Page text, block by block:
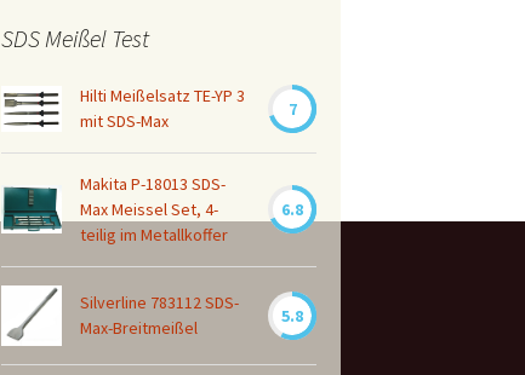
SDS Meißel Test
Hilti Meißelsatz TE-YP 3
mit SDS-Max
7
Makita P-18013 SDS-
Max Meissel Set, 4-
teilig im Metallkoffer
6.8
Silverline 783112 SDS-
Max-Breitmeißel
5.8